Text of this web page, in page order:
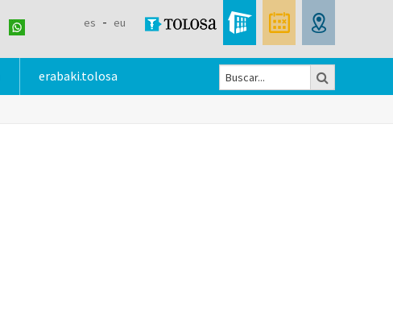
es eu
Formulario
erabaki.tolosa